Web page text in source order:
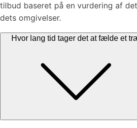
tilbud baseret på en vurdering af
dets omgivelser.
Hvor lang tid tager det at fælde et